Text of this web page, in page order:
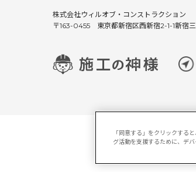
株式会社ウィルオブ・コンストラクション
〒163-0455 東京都新宿区西新宿2-1-1新宿
「同意する」をクリックする
グ活動を支援するために、デ